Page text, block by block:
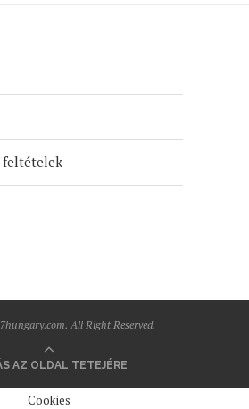
feltételek
All Right Reserved.
AZ OLDAL TETEJÉRE
Cookies